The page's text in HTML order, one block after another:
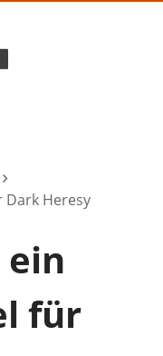
Dark Heresy
für